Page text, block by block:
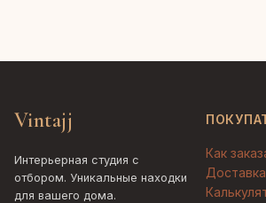
Vintajj
Интерьерная студия с
отбором. Уникальные находки
для вашего дома.
Как